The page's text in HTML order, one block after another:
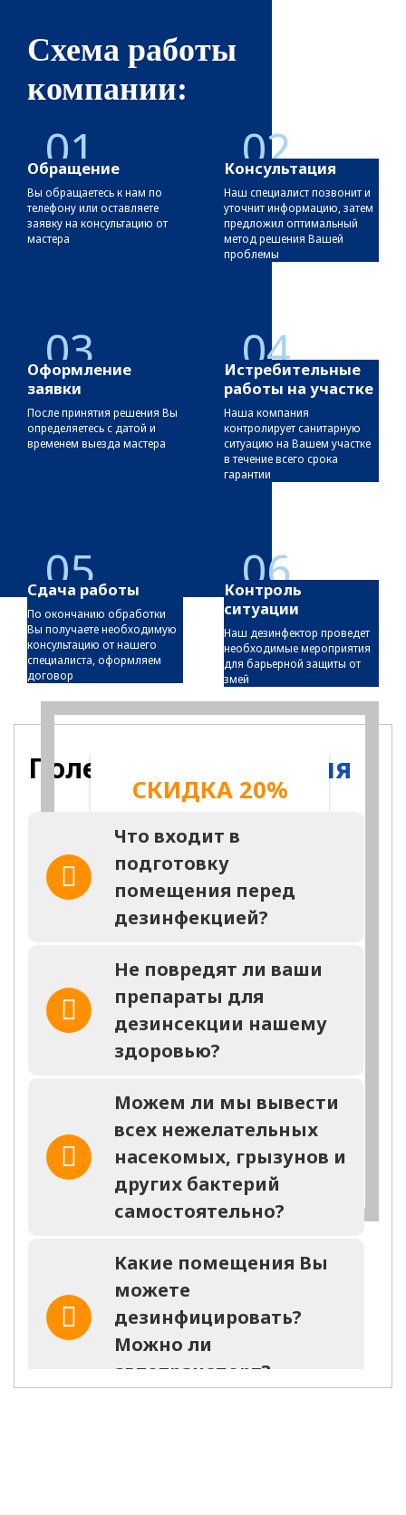
Схема работы
компании:
01
Обращение
Вы обращаетесь к нам по
телефону или оставляете
заявку на консультацию от
мастера
02
Консультация
Наш специалист позвонит и
уточнит информацию, затем
предложил оптимальный
метод решения Вашей
проблемы
03
Оформление
заявки
После принятия решения Вы
определяетесь с датой и
временем выезда мастера
04
Истребительные
работы на участке
Наша компания
контролирует санитарную
ситуацию на Вашем участке
в течение всего срока
гарантии
05
Сдача работы
По окончанию обработки
Вы получаете необходимую
консультацию от нашего
специалиста, оформляем
договор
06
Контроль
ситуации
Наш дезинфектор проведет
необходимые мероприятия
для барьерной защиты от
змей
СКИДКА 20%
в день обращения
Заполните форму и мы
перезвоним Вам через 2
минуты
Отправка заявки ни к чему не обязыват,
Полезная информация
Что входит в
подготовку
помещения перед
дезинфекцией?
Не повредят ли ваши
препараты для
дезинсекции нашему
здоровью?
Можем ли мы вывести
всех нежелательных
насекомых, грызунов и
других бактерий
самостоятельно?
Какие помещения Вы
можете
дезинфицировать?
Можно ли
автотранспорт?